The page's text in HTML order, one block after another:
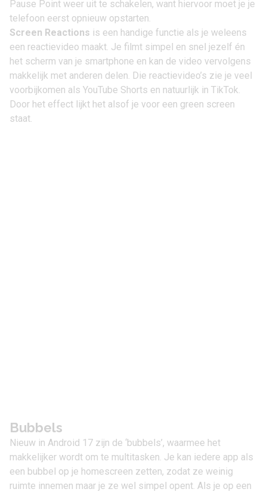
Pause Point weer uit te schakelen, want hiervoor moet je je
telefoon eerst opnieuw opstarten.
Screen Reactions is een handige functie als je weleens
een reactievideo maakt. Je filmt simpel en snel jezelf én
het scherm van je smartphone en kan de video vervolgens
makkelijk met anderen delen. Die reactievideo’s zie je veel
voorbijkomen als YouTube Shorts en natuurlijk in TikTok.
Door het effect lijkt het alsof je voor een green screen
staat.
Bubbels
Nieuw in Android 17 zijn de ‘bubbels’, waarmee het
makkelijker wordt om te multitasken. Je kan iedere app als
een bubbel op je homescreen zetten, zodat ze weinig
ruimte innemen maar je ze wel simpel opent. Als je op een